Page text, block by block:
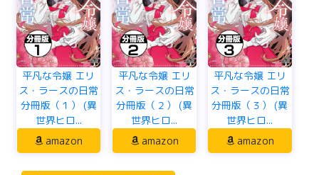
平凡な令嬢 エリ
ス・ラースの日常
分冊版（１） (異
世界ヒロ...
amazon
平凡な令嬢 エリ
ス・ラースの日常
分冊版（２） (異
世界ヒロ...
amazon
平凡な令嬢 エリ
ス・ラースの日常
分冊版（３） (異
世界ヒロ...
amazon